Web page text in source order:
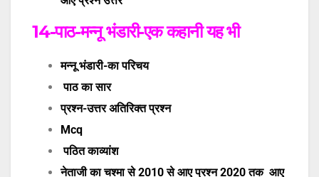
14-पाठ-मन्नू भंडारी-एक कहानी यह भी
मन्नू भंडारी-का परिचय
पाठ का सार
प्रश्न-उत्तर अतिरिक्त प्रश्न
Mcq
पठित काव्यांश
नेताजी का चश्मा से 2010 से आए प्रश्न 2020 तक आए